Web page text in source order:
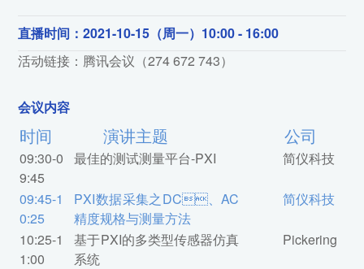
直播时间：2021-10-15（周一）10:00 - 16:00
活动链接：腾讯会议（274 672 743）
会议内容
时间 演讲主题 公司
09:30-0
9:45
最佳的测试测量平台-PXI 简仪科技
09:45-1
0:25
PXI数据采集之DC、AC
精度规格与测量方法
简仪科技
10:25-1
1:00
基于PXI的多类型传感器仿真
系统
Pickering